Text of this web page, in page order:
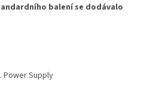
balení se dodávalo
Power Supply